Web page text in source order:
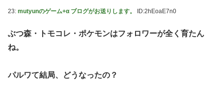
23: mutyunのゲーム+α ブログがお送りします。 ID:2hEoaE7n0
ぶつ森・トモコレ・ポケモンはフォロワーが全く育たん
ね。
パルワて結局、どうなったの？